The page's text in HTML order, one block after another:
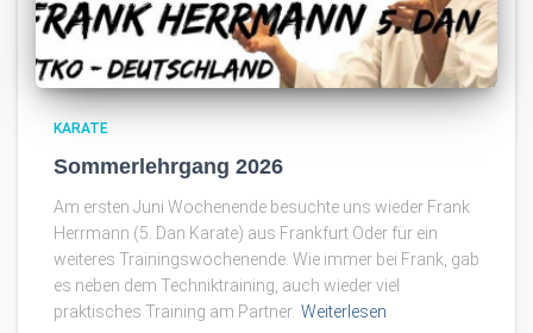
KARATE
Sommerlehrgang 2026
Am ersten Juni Wochenende besuchte uns wieder Frank
Herrmann (5. Dan Karate) aus Frankfurt Oder für ein
weiteres Trainingswochenende. Wie immer bei Frank, gab
es neben dem Techniktraining, auch wieder viel
praktisches Training am Partner. Weiterlesen